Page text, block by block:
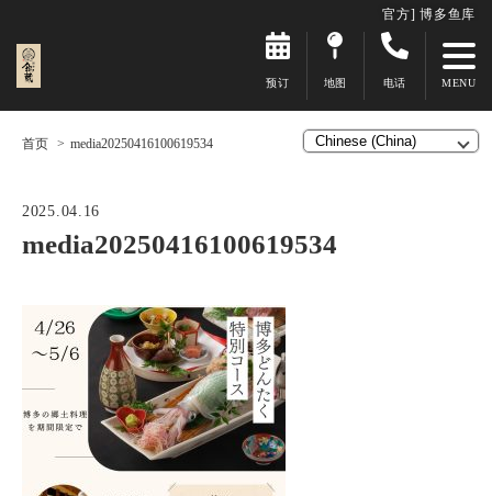
官方] 博多鱼库
预订 地图 电话
首页 media20250416100619534
2025.04.16
media20250416100619534